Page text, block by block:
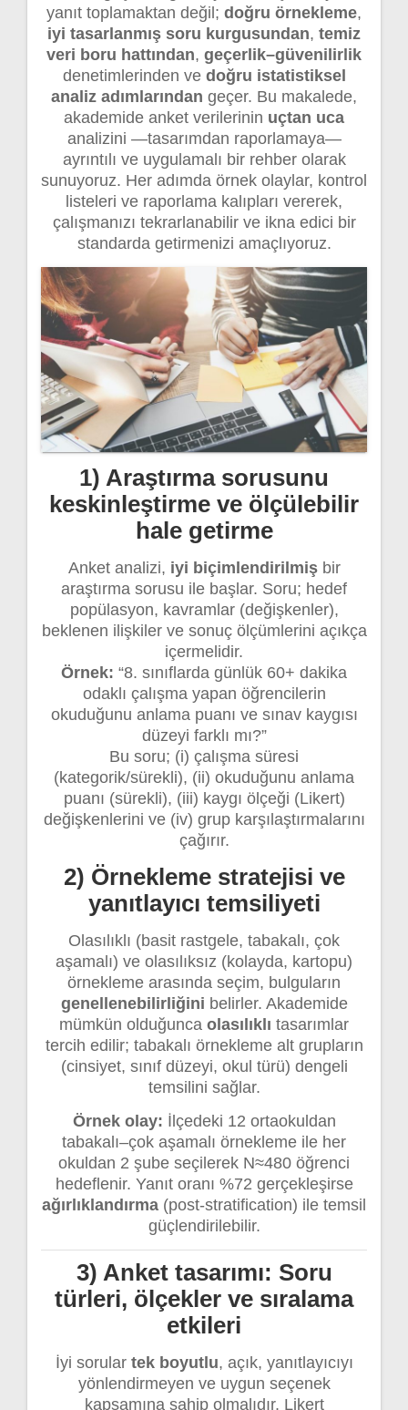
yanıt toplamaktan değil; doğru örnekleme,
iyi tasarlanmış soru kurgusundan, temiz
veri boru hattından, geçerlik–güvenilirlik
denetimlerinden ve doğru istatistiksel
analiz adımlarından geçer. Bu makalede,
akademide anket verilerinin uçtan uca
analizini —tasarımdan raporlamaya—
ayrıntılı ve uygulamalı bir rehber olarak
sunuyoruz. Her adımda örnek olaylar, kontrol
listeleri ve raporlama kalıpları vererek,
çalışmanızı tekrarlanabilir ve ikna edici bir
standarda getirmenizi amaçlıyoruz.
1) Araştırma sorusunu
keskinleştirme ve ölçülebilir
hale getirme
Anket analizi, iyi biçimlendirilmişbir
araştırma sorusu ile başlar. Soru; hedef
popülasyon, kavramlar (değişkenler),
beklenen ilişkiler ve sonuç ölçümlerini açıkça
içermelidir.
Örnek: “8. sınıflarda günlük 60+ dakika
odaklı çalışma yapan öğrencilerin
okuduğunu anlama puanı ve sınav kaygısı
düzeyi farklı mı?”
Bu soru; (i) çalışma süresi
(kategorik/sürekli), (ii) okuduğunu anlama
puanı (sürekli), (iii) kaygı ölçeği (Likert)
değişkenlerini ve (iv) grup karşılaştırmalarını
çağırır.
2) Örnekleme stratejisi ve
yanıtlayıcı temsiliyeti
Olasılıklı (basit rastgele, tabakalı, çok
aşamalı) ve olasılıksız (kolayda, kartopu)
örnekleme arasında seçim, bulguların
genellenebilirliğini belirler. Akademide
mümkün olduğunca olasılıklı tasarımlar
tercih edilir; tabakalı örnekleme alt grupların
(cinsiyet, sınıf düzeyi, okul türü) dengeli
temsilini sağlar.
Örnek olay: İlçedeki 12 ortaokuldan
tabakalı–çok aşamalı örnekleme ile her
okuldan 2 şube seçilerek N≈480 öğrenci
hedeflenir. Yanıt oranı %72 gerçekleşirse
ağırlıklandırma (post-stratification) ile temsil
güçlendirilebilir.
3) Anket tasarımı: Soru
türleri, ölçekler ve sıralama
etkileri
İyi sorular tek boyutlu, açık, yanıtlayıcıyı
yönlendirmeyen ve uygun seçenek
kapsamına sahip olmalıdır. Likert